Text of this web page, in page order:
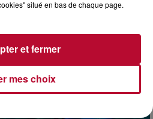
situé en bas de chaque page.
mes choix
et fermer